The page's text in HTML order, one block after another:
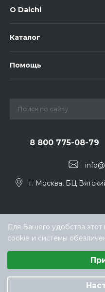
О Daichi
Каталог
Помощь
8 800 775-08-79
г. Москва, БЦ
дилер
Для Вашего удобства этот
cookie и системы